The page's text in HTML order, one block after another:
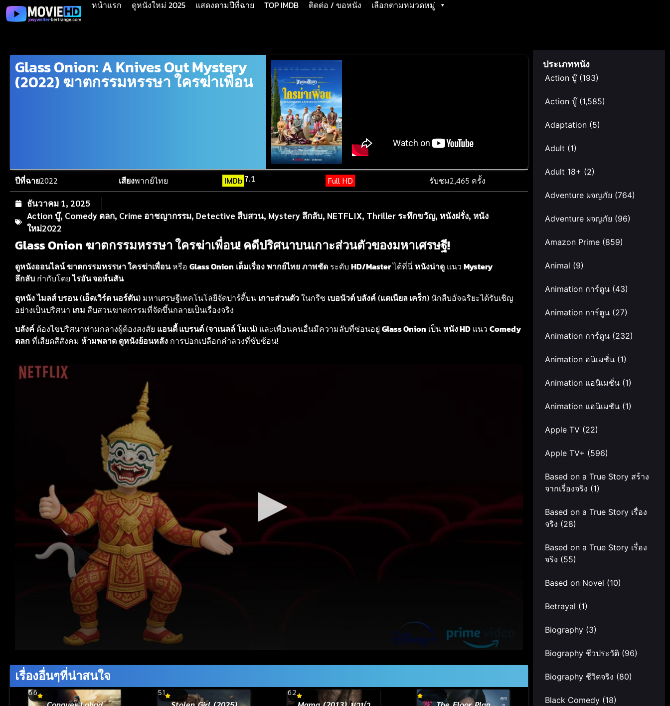
หน้าแรก ดูหนังใหม่ 2025 แสดงตามปีที่ฉาย TOP IMDB ติดต่อ / ขอหนัง เลือกตามหมวดหมู่
Glass Onion: A Knives Out Mystery
(2022) ฆาตกรรมหรรษา ใครฆ่าเพื่อน
ปีที่ฉาย2022 เสียงพากย์ไทย IMDb 7.1 Full HD รับชม2,465 ครั้ง
ธันวาคม 1, 2025
Action บู๊, Comedy ตลก, Crime อาชญากรรม, Detective สืบสวน, Mystery ลึกลับ, NETFLIX, Thriller ระทึกขวัญ, หนังฝรั่ง, หนัง
ใหม่2022
Glass Onion ฆาตกรรมหรรษา ใครฆ่าเพื่อน! คดีปริศนาบนเกาะส่วนตัวของมหาเศรษฐี!
ดูหนังออนไลน์ ฆาตกรรมหรรษา ใครฆ่าเพื่อนหรือ Glass Onion เต็มเรื่องพากย์ไทยภาพชัด ระดับ HD/Masterได้ที่นี่ หนังน่าดู แนว Mystery
ลึกลับ กำกับโดยไรอัน จอห์นสัน
ดูหนังไมลส์ บรอน(เอ็ดเวิร์ด นอร์ตัน) มหาเศรษฐีเทคโนโลยีจัดปาร์ตี้บน เกาะส่วนตัวในกรีซ เบอนัวต์ บลังค์(แดเนียล เคร็ก) นักสืบอัจฉริยะได้รับเชิญ
อย่างเป็นปริศนา เกม สืบสวนฆาตกรรมที่จัดขึ้นกลายเป็นเรื่องจริง
บลังค์ ต้องไขปริศนาท่ามกลางผู้ต้องสงสัย แอนดี้ แบรนด์(จาเนลล์ โมเน่) และเพื่อนคนอื่นมีความลับที่ซ่อนอยู่ Glass Onion เป็น หนัง HD แนว Comedy
ตลกที่เสียดสีสังคม ห้ามพลาด ดูหนังย้อนหลัง การปอกเปลือกคำลวงที่ซับซ้อน!
เรื่องอื่นๆที่น่าสนใจ
6.6 5.1 6.2
ประเภทหนัง
Action บู๊(193)
Action บู๊(1,585)
Adaptation (5)
Adult (1)
Adult 18+ (2)
Adventure ผจญภัย (764)
Adventure ผจญภัย (96)
Amazon Prime (859)
Animal (9)
Animation การ์ตูน (43)
Animation การ์ตูน (27)
Animation การ์ตูน (232)
Animation อนิเมชั่น (1)
Animation แอนิเมชั่น (1)
Animation แอนิเมชัน (1)
Apple TV (22)
Apple TV+ (596)
Based on a True Story สร้าง
จากเรื่องจริง (1)
Based on a True Story เรื่อง
จริง (28)
Based on a True Story เรื่อง
จริง (55)
Based on Novel (10)
Betrayal (1)
Biography (3)
Biography ชีวประวัติ (96)
Biography ชีวิตจริง (80)
Black Comedy (18)